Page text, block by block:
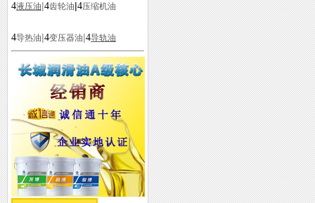
4液压油|4齿轮油|4压缩机油
4导热油|4变压器油|4导轨油